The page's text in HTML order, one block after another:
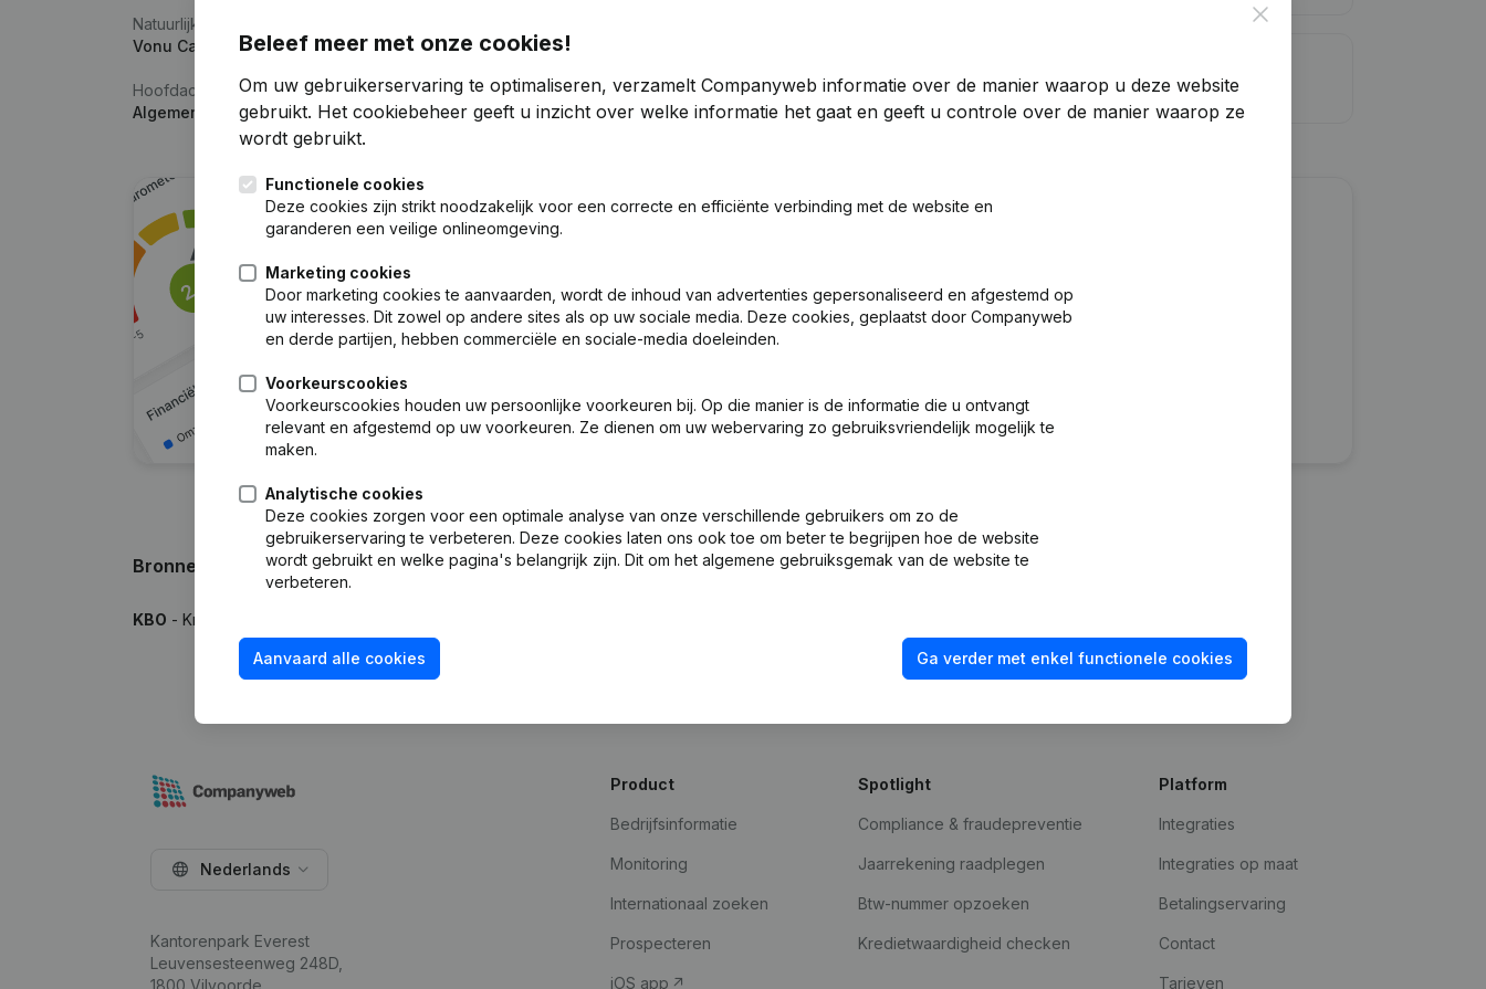
Natuurlijke persoon
Vonu Calin
Hoofdactiviteit
Algemene elektrotechnische installatiewerken
Zoek je meer informatie over dit bedrijf?
Kies voor snelle inzichten of granulaire details
Krijg updates van belangrijke ontwikkelingen
7 dagen gratis proefperiode, geen kredietkaart vereist.
Bronnen
KBO - Kruispuntbank van Ondernemingen
Close
Beleef meer met onze cookies!
Om uw gebruikerservaring te optimaliseren, verzamelt Companyweb informatie over de manier waarop u deze website
gebruikt. Het cookiebeheer geeft u inzicht over welke informatie het gaat en geeft u controle over de manier waarop ze
wordt gebruikt.
Functionele cookies
Deze cookies zijn strikt noodzakelijk voor een correcte en efficiënte verbinding met de website en
garanderen een veilige onlineomgeving.
Marketing cookies
Door marketing cookies te aanvaarden, wordt de inhoud van advertenties gepersonaliseerd en afgestemd op
uw interesses. Dit zowel op andere sites als op uw sociale media. Deze cookies, geplaatst door Companyweb
en derde partijen, hebben commerciële en sociale-media doeleinden.
Voorkeurscookies
Voorkeurscookies houden uw persoonlijke voorkeuren bij. Op die manier is de informatie die u ontvangt
relevant en afgestemd op uw voorkeuren. Ze dienen om uw webervaring zo gebruiksvriendelijk mogelijk te
maken.
Analytische cookies
Deze cookies zorgen voor een optimale analyse van onze verschillende gebruikers om zo de
gebruikerservaring te verbeteren. Deze cookies laten ons ook toe om beter te begrijpen hoe de website
wordt gebruikt en welke pagina's belangrijk zijn. Dit om het algemene gebruiksgemak van de website te
verbeteren.
Aanvaard alle cookies Ga verder met enkel functionele cookies
Nederlands
Kantorenpark Everest
Leuvensesteenweg 248D,
1800 Vilvoorde
Product
Bedrijfsinformatie
Monitoring
Internationaal zoeken
Prospecteren
iOS app
Spotlight
Compliance & fraudepreventie
Jaarrekening raadplegen
Btw-nummer opzoeken
Kredietwaardigheid checken
Platform
Integraties
Integraties op maat
Betalingservaring
Contact
Tarieven